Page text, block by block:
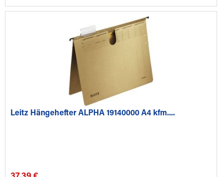
Leitz Hängehefter ALPHA 19140000 A4 kfm....